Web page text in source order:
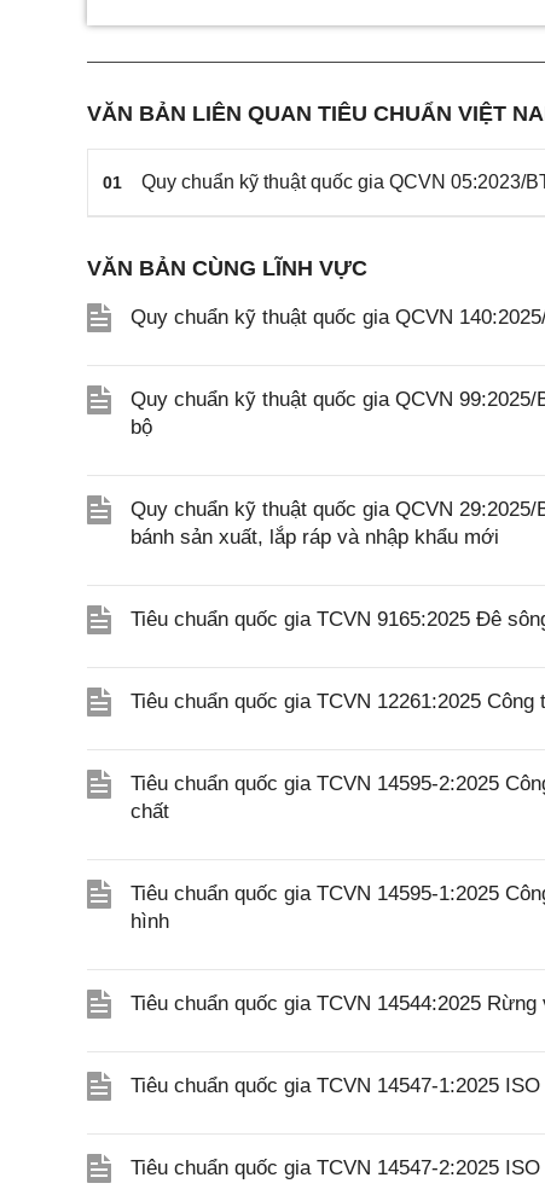
VĂN BẢN LIÊN QUAN TIÊU CHUẨN VIỆT
01 Quy chuẩn kỹ thuật quốc gia QCVN 05:2023/
VĂN BẢN CÙNG LĨNH VỰC
Quy chuẩn kỹ thuật quốc gia QCVN
Quy chuẩn kỹ thuật quốc gia QCVN
bộ
Quy chuẩn kỹ thuật quốc gia QCVN
bánh sản xuất, lắp ráp và nhập khẩu mới
Tiêu chuẩn quốc gia TCVN 9165:2025 Đê
Tiêu chuẩn quốc gia TCVN 12261:2025
Tiêu chuẩn quốc gia TCVN 14595-2:2025
chất
Tiêu chuẩn quốc gia TCVN 14595-1:2025
hình
Tiêu chuẩn quốc gia TCVN 14544:2025
Tiêu chuẩn quốc gia TCVN 14547-1:2025
Tiêu chuẩn quốc gia TCVN 14547-2:2025